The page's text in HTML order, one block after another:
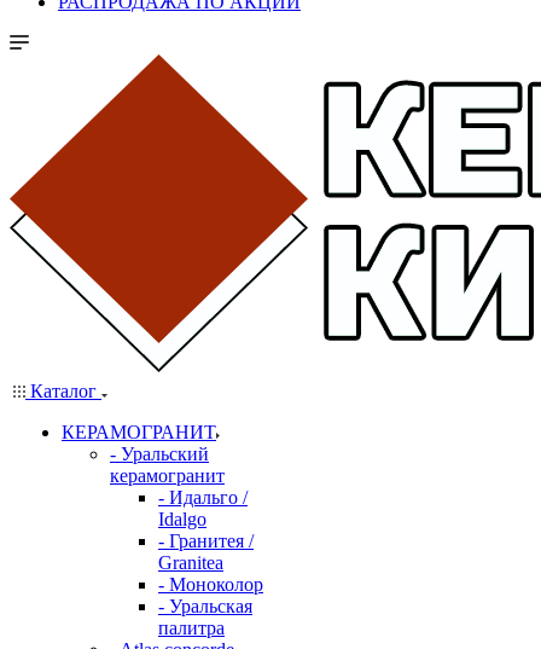
Каталог
КЕРАМОГРАНИТ
- Уральский
керамогранит
- Идальго /
Idalgo
- Гранитея /
Granitea
- Моноколор
- Уральская
палитра